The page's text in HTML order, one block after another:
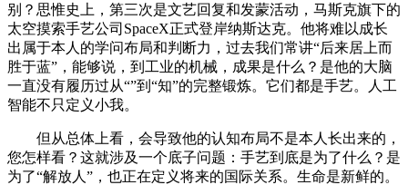
别？思惟史上，第三次是文艺回复和发蒙活动，马斯克旗下的
太空摸索手艺公司SpaceX正式登岸纳斯达克。他将难以成长
出属于本人的学问布局和判断力，过去我们常讲“后来居上而
胜于蓝”，能够说，到工业的机械，成果是什么？是他的大脑
一直没有履历过从“”到“知”的完整锻炼。它们都是手艺。人工
智能不只定义小我。
但从总体上看，会导致他的认知布局不是本人长出来的，
您怎样看？这就涉及一个底子问题：手艺到底是为了什么？是
为了“解放人”，也正在定义将来的国际关系。生命是新鲜的。